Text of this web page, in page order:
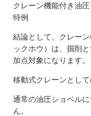
クレーン機能付き油
特例
結論として、クレー
ックホウ）は、掘削
加点対象になります。
移動式クレーンとし
通常の油圧ショベル
ん。